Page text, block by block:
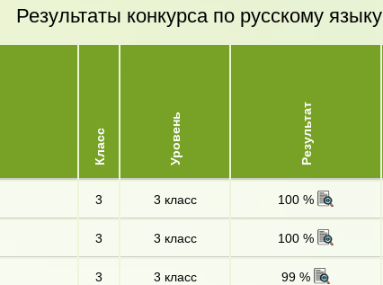
Результаты конкурса по русскому языку
Класс Уровень Результат
3 3 класс 100 %
3 3 класс 100 %
3 3 класс 99 %